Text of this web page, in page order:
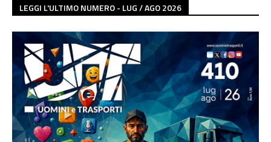
LEGGI L'ULTIMO NUMERO - LUG / AGO 2026